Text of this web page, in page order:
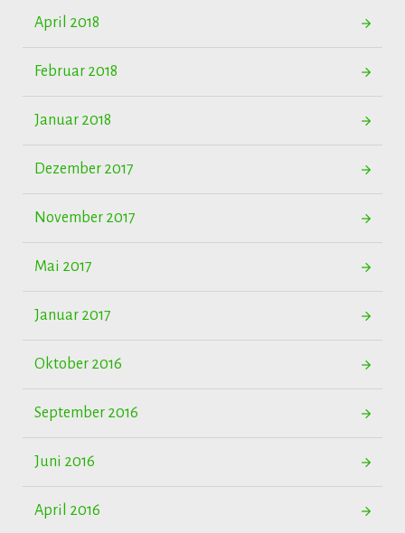
April 2018
Februar 2018
Januar 2018
Dezember 2017
November 2017
Mai 2017
Januar 2017
Oktober 2016
September 2016
Juni 2016
April 2016